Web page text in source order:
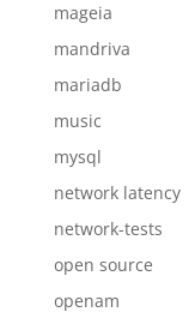
mageia
mandriva
mariadb
music
mysql
network latency
network-tests
open source
openam